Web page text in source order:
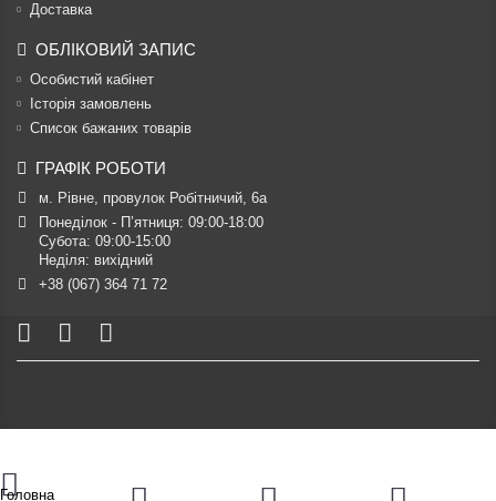
Доставка
ОБЛІКОВИЙ ЗАПИС
Особистий кабінет
Історія замовлень
Список бажаних товарів
ГРАФІК РОБОТИ
м. Рівне, провулок Робітничий, 6а
Понеділок - П’ятниця: 09:00-18:00
Субота: 09:00-15:00
Неділя: вихідний
+38 (067) 364 71 72
Головна